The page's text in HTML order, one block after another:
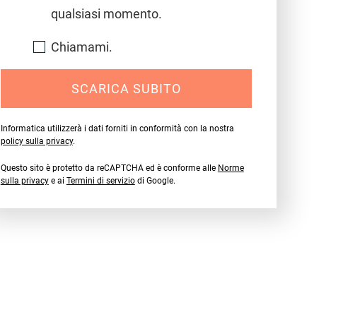
qualsiasi momento.
Chiamami.
SCARICA SUBITO
Informatica utilizzerà i dati forniti in conformità con la nostra
policy sulla privacy.
Questo sito è protetto da reCAPTCHA ed è conforme alle Norme
sulla privacye ai Termini di serviziodi Google.